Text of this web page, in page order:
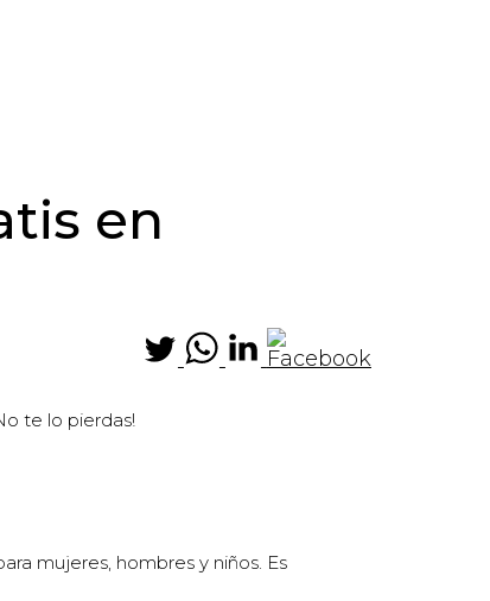
en
te lo pierdas!
mujeres, hombres y niños. Es